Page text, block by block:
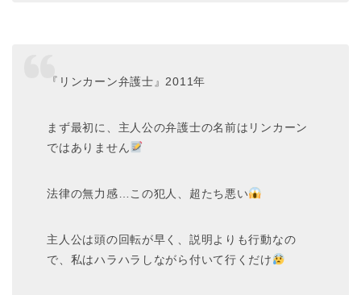
『リンカーン弁護士』2011年
まず最初に、主人公の弁護士の名前はリンカーン
ではありません
法律の無力感…この犯人、超たち悪い
主人公は頭の回転が早く、説明よりも行動なの
で、私はハラハラしながら付いて行くだけ